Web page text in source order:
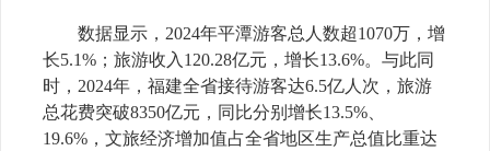
数据显示，2024年平潭游客总人数超1070万，增
长5.1%；旅游收入120.28亿元，增长13.6%。与此同
时，2024年，福建全省接待游客达6.5亿人次，旅游
总花费突破8350亿元，同比分别增长13.5%、
19.6%，文旅经济增加值占全省地区生产总值比重达